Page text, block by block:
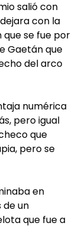
salió con
con la
se fue por
Gaetán que
del arco
numérica
pero igual
que
pero se
en
de un
que fue a